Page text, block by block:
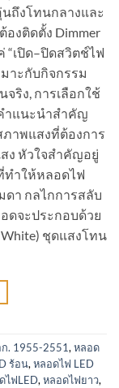
ถึงโทนกลางและ
งติดตั้ง Dimmer
“เปิด–ปิดสวิตช์ไฟ
าะกับกิจกรรม
ริง, การเลือกใช้
ำแนะนำสำคัญ
าพแสงที่ต้องการ
ง หัวใจสำคัญอยู่
ทำให้หลอดไฟ
า กลไกการสลับ
อดจะประกอบด้วย
ชุดแสงโทน
. 1955-2551,หลอด
ร้อน,หลอดไฟ LED
ไฟLED,หลอดไฟยาว,